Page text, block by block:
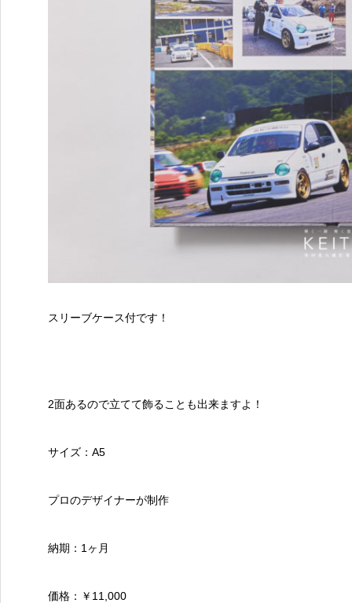
スリーブケース付です！
2面あるので立てて飾ることも出来ますよ！
サイズ：A5
プロのデザイナーが制作
納期：1ヶ月
価格：￥11,000